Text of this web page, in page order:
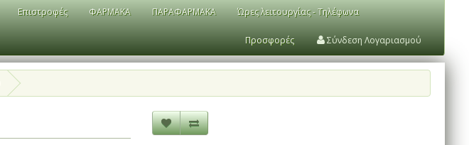
Επιστροφές ΦΑΡΜΑΚΑ ΠΑΡΑΦΑΡΜΑΚΑ Ώρες λειτουργίας - Τηλέφωνα
Προσφορές Σύνδεση Λογαριασμού